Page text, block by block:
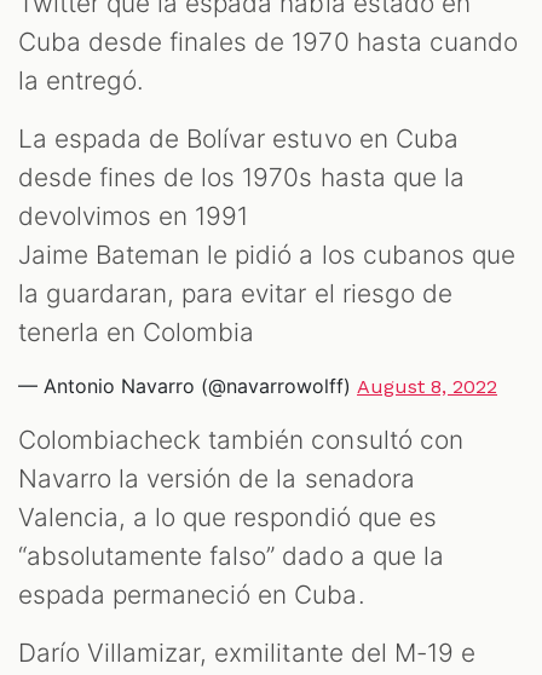
Cuba desde finales de 1970 hasta cuando
la entregó.
La espada de Bolívar estuvo en Cuba
desde fines de los 1970s hasta que la
devolvimos en 1991
Jaime Bateman le pidió a los cubanos que
la guardaran, para evitar el riesgo de
tenerla en Colombia
— Antonio Navarro (@navarrowolff) August 8, 2022
Colombiacheck también consultó con
Navarro la versión de la senadora
Valencia, a lo que respondió que es
“absolutamente falso” dado a que la
espada permaneció en Cuba.
Darío Villamizar, exmilitante del M-19 e